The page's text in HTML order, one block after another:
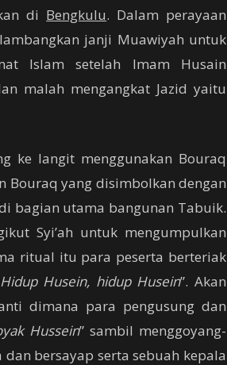
di Bengkulu. Dalam perayaan
janji Muawiyah untuk
Islam setelah Imam Husain
malah mengangkat Jazid yaitu
ke langit menggunakan Bouraq
Bouraq yang disimbolkan dengan
bagian utama bangunan Tabuik.
Syi’ah untuk mengumpulkan
ritual itu para peserta berteriak
Hidup Husein, hidup Husein”. Akan
dimana para pengusung dan
Hussein” sambil menggoyang-
bersayap serta sebuah kepala